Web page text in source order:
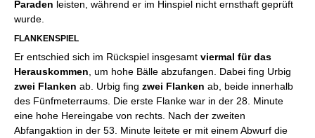
Paraden leisten, während er im Hinspiel nicht ernsthaft geprüft
wurde.
FLANKENSPIEL
Er entschied sich im Rückspiel insgesamt viermal für das
Herauskommen , um hohe Bälle abzufangen. Dabei fing Urbig
zwei Flanken ab. Urbig fing zwei Flanken ab, beide innerhalb
des Fünfmeterraums. Die erste Flanke war in der 28. Minute
eine hohe Hereingabe von rechts. Nach der zweiten
Abfangaktion in der 53. Minute leitete er mit einem Abwurf die